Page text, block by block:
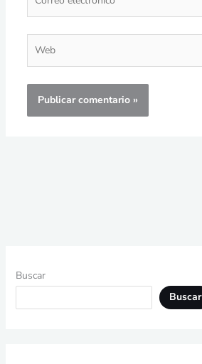
electrónico*
Buscar
Buscar